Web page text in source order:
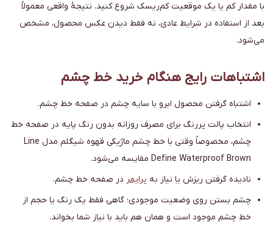
با مقدار کم یا یک موقعیت کم‌ریسک شروع کنید. نتیجهٔ واقعی معمولاً
بعد از استفاده در شرایط عادی، نه فقط دیدن عکس محصول، مشخص
می‌شود.
اشتباهات رایج هنگام خرید خط چشم
اشتباه گرفتن محصول ابرو با سایه چشم در صفحه خط چشم.
انتخاب پالت پررنگ برای مصرف روزانه بدون رنگ پایه در صفحه خط
چشم، مخصوصاً وقتی با خط چشم ماژیکی قهوه شیگلم مدل Line
Define Waterproof Brown مقایسه می‌شود.
نادیده گرفتن ریزش یا نیاز به پرایمر در صفحه خط چشم.
چشم بستن روی وضعیت موجودی؛ گاهی فقط یک رنگ یا حجم از
خط چشم موجود است و همان هم باید با نیاز شما بخواند.